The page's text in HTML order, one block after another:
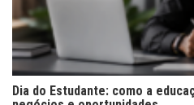
Dia do Estudante: como a